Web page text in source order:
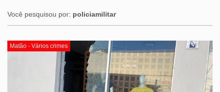
Você pesquisou por: policiamilitar
Matão - Vários crimes